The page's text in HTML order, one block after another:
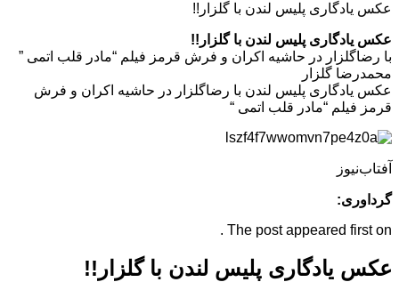
عکس یادگاری پلیس لندن با گلزار!!
عکس یادگاری پلیس لندن با گلزار!!
با رضاگلزار در حاشیه اکران و فرش قرمز فیلم “مادر قلب اتمی ”
محمدرضا گلزار
عکس یادگاری پلیس لندن با رضاگلزار در حاشیه اکران و فرش
قرمز فیلم “مادر قلب اتمی “
آفتاب‌‌نیوز
گرداوری:
The post appeared first on .
عکس یادگاری پلیس لندن با گلزار!!